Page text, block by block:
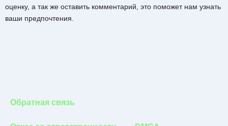
оценку, а так же оставить комментарий, это поможет нам узнать
ваши предпочтения.
Обратная связь